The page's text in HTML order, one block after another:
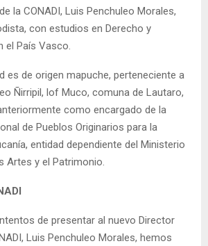
la CONADI, Luis Penchuleo Morales,
con estudios en Derecho y
el País Vasco.
es de origen mapuche, perteneciente a
Ñirripil, lof Muco, comuna de Lautaro,
como encargado de la
de Pueblos Originarios para la
entidad dependiente del Ministerio
Artes y el Patrimonio.
de presentar al nuevo Director
Luis Penchuleo Morales, hemos